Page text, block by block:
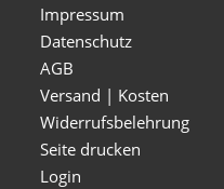
Impressum
Datenschutz
AGB
Versand | Kosten
Widerrufsbelehrung
Seite drucken
Login